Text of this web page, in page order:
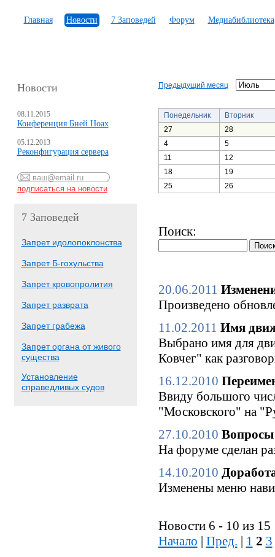
Главная Новости 7 Заповедей Форум Медиабиблиотека
Новости
08.11.2015
Конференция Бней Ноах
05.12.2013
Реконфигурация сервера
7 Заповедей
Запрет идолопоклонства
Запрет Б-гохульства
Запрет кровопролития
Запрет разврата
Запрет грабежа
Запрет органа от живого
существа
Установление
справедливых судов
Предыдущий месяц
Понедельник
Вторник
27
28
4
5
11
12
18
19
25
26
Поиск:
20.06.2011
Произведено
11.02.2011 Имя
Выбрано имя для
Ковчег" как
16.12.2010
Ввиду большого
"Московского" на
27.10.2010 Вопросы
На форуме сделан
14.10.2010
Изменены меню
Новости 6 - 10 из 15
Начало | Пред. | 1 2 3